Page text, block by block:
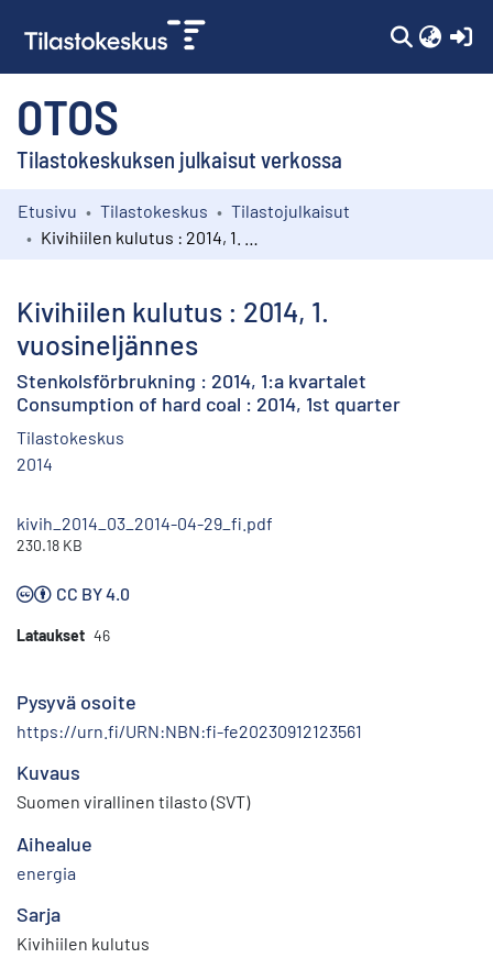
OTOS
Tilastokeskuksen julkaisut verkossa
Kokoelmat
Etusivu Tilastokeskus
Tilastojulkaisut
Kivihiilen kulutus : 2014, 1.
vuosineljännes
Stenkolsförbrukning : 2014, 1:a kvartalet
Consumption of hard coal : 2014, 1st quarter
Tilastokeskus
2014
kivih_2014_03_2014-04-29_fi.pdf
230.18 KB
CC BY 4.0
Lataukset 46
Pysyvä osoite
https://urn.fi/URN:NBN:fi-fe20230912123561
Kuvaus
Suomen virallinen tilasto (SVT)
Aihealue
energia
Sarja
Kivihiilen kulutus